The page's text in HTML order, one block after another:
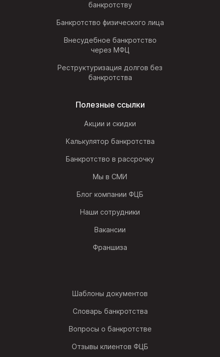
банкротству
Банкротство физического лица
Внесудебное банкротство
через МФЦ
Реструктуризация долгов без
банкротства
Полезные ссылки
Акции и скидки
Калькулятор банкротства
Банкротство в рассрочку
Мы в СМИ
Блог компании ФЦБ
Наши сотрудники
Вакансии
Франшиза
Шаблоны документов
Словарь банкротства
Вопросы о банкротстве
Отзывы клиентов ФЦБ